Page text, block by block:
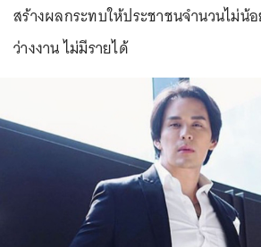
สร้างผลกระทบให้ประชาชนจำนวนไม่น้
ว่างงาน ไม่มีรายได้